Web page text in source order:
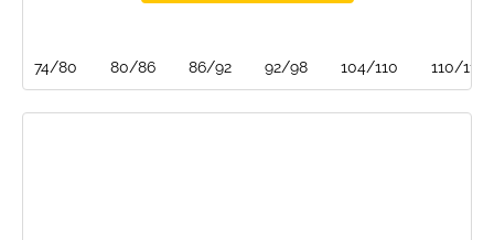
74/80 80/86 86/92 92/98 104/110 110/116